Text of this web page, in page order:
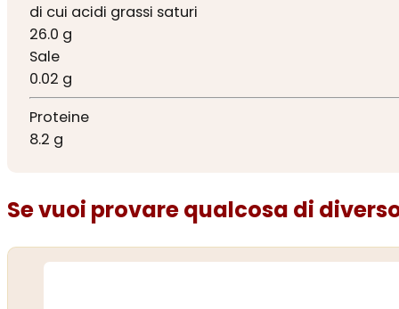
di cui acidi grassi saturi
26.0 g
Sale
0.02 g
Proteine
8.2 g
Se vuoi provare qualcosa di